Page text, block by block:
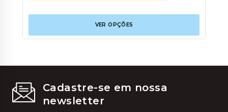
VER OPÇÕES
tem
As
Cadastre-se em nossa
newsletter